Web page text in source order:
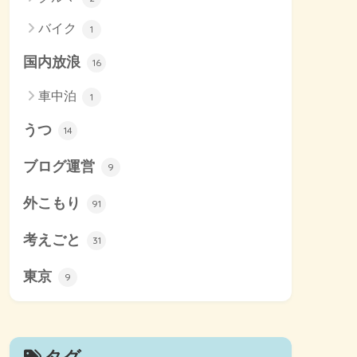
バイク 1
国内放浪 16
車中泊 1
うつ 14
ブログ運営 9
外こもり 91
考えごと 31
東京 9